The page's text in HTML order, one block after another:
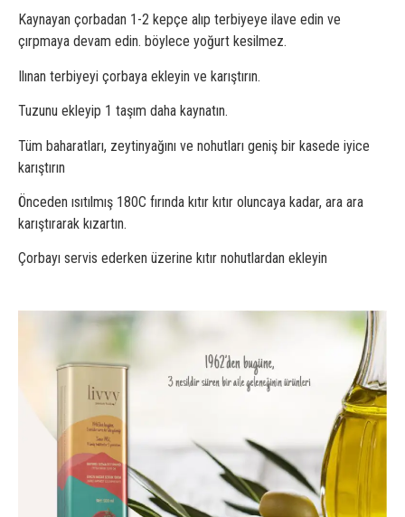
Kaynayan çorbadan 1-2 kepçe alıp terbiyeye ilave edin ve
çırpmaya devam edin. böylece yoğurt kesilmez.
Ilınan terbiyeyi çorbaya ekleyin ve karıştırın.
Tuzunu ekleyip 1 taşım daha kaynatın.
Tüm baharatları, zeytinyağını ve nohutları geniş bir kasede iyice
karıştırın
Önceden ısıtılmış 180C fırında kıtır kıtır oluncaya kadar, ara ara
karıştırarak kızartın.
Çorbayı servis ederken üzerine kıtır nohutlardan ekleyin